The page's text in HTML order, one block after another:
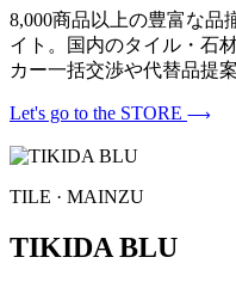
8,000商品以上の豊富な品
イト。国内のタイル・石
カー一括交渉や代替品提
Let's go to the STORE
TILE · MAINZU
TIKIDA BLU